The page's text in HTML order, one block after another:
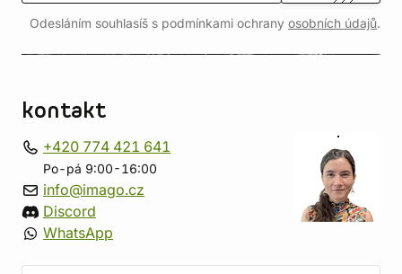
Odesláním souhlasíš s podmínkami ochrany osobních údajů.
kontakt
+420 774 421 641
Po-pá 9:00-16:00
info@imago.cz
Discord
WhatsApp